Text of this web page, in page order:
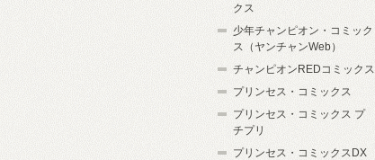
クス
少年チャンピオン・コミック
ス（ヤンチャンWeb）
チャンピオンREDコミックス
プリンセス・コミックス
プリンセス・コミックス プ
チプリ
プリンセス・コミックスDX